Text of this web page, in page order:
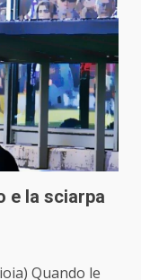
e la sciarpa
Quando le